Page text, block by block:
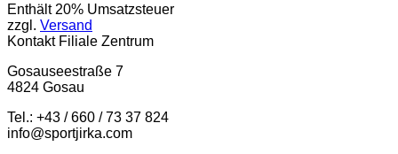
war:
700,00 €
ist:
Enthält 20% Umsatzsteuer
zzgl. Versand
Kontakt Filiale Zentrum
Gosauseestraße 7
4824 Gosau
Tel.: +43 / 660 / 73 37 824
info@sportjirka.com